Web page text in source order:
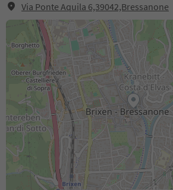
Via Ponte Aquila 6,39042,Bressanone